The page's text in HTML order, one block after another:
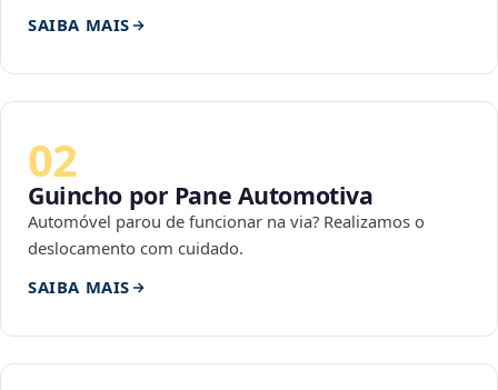
SAIBA MAIS
02
Guincho por Pane Automotiva
Automóvel parou de funcionar na via? Realizamos o
deslocamento com cuidado.
SAIBA MAIS